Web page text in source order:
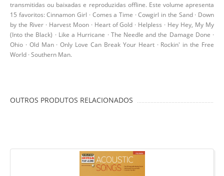
transmitidas ou baixadas e reproduzidas offline. Este volume apresenta
15 favoritos: Cinnamon Girl · Comes a Time · Cowgirl in the Sand · Down
by the River · Harvest Moon · Heart of Gold · Helpless · Hey Hey, My My
(Into the Black) · Like a Hurricane · The Needle and the Damage Done ·
Ohio · Old Man · Only Love Can Break Your Heart · Rockin' in the Free
World · Southern Man.
OUTROS PRODUTOS RELACIONADOS